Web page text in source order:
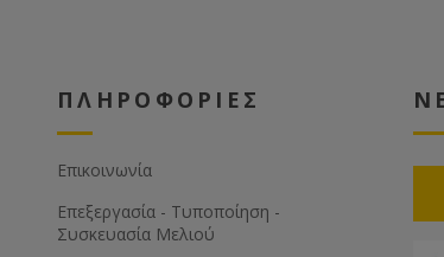
ΠΛΗΡΟΦΟΡΙΕΣ
Επικοινωνία
Επεξεργασία - Τυποποίηση -
Συσκευασία Μελιού